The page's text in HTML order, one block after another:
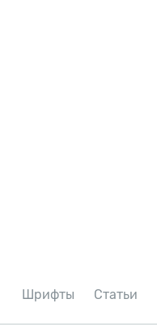
Шрифты Статьи